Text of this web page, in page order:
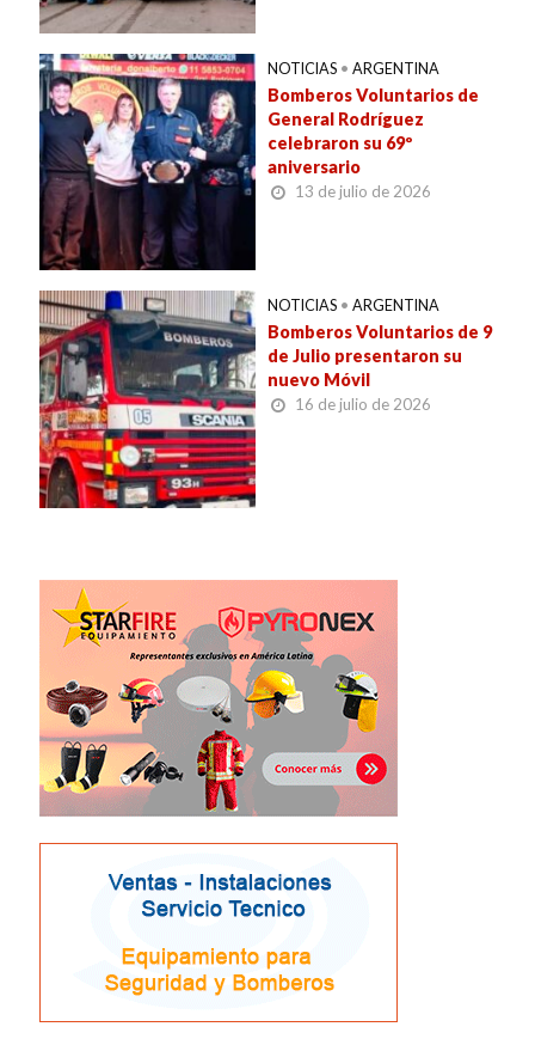
NOTICIAS • ARGENTINA
Bomberos Voluntarios de
General Rodríguez
celebraron su 69º
aniversario
13 de julio de 2026
NOTICIAS • ARGENTINA
Bomberos Voluntarios de 9
de Julio presentaron su
nuevo Móvil
16 de julio de 2026